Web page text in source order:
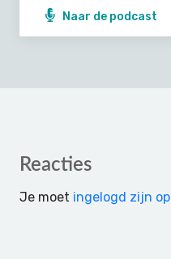
Naar de podcast
Reader
Reacties
Je moet ingelogd zijn op